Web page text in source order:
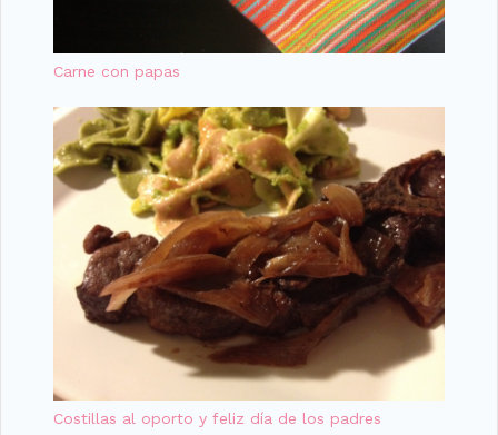
Carne con papas
Costillas al oporto y feliz día de los padres